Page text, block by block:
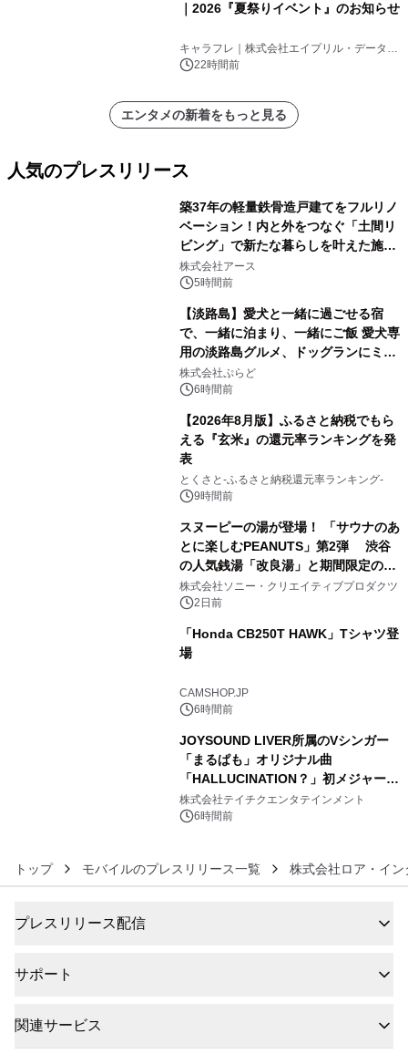
｜2026『夏祭りイベント』のお知らせ
キャラフレ｜株式会社エイプリル・データ・
デザインズ
22時間前
エンタメの新着をもっと見る
人気のプレスリリース
築37年の軽量鉄骨造戸建てをフルリノ
ベーション！内と外をつなぐ「土間リ
ビング」で新たな暮らしを叶えた施工
事例を株式会社アースが公開
株式会社アース
5時間前
【淡路島】愛犬と一緒に過ごせる宿
で、一緒に泊まり、一緒にご飯 愛犬専
用の淡路島グルメ、ドッグランにミニ
プール グランピングとトレーラーハウ
スの2施設で
株式会社ぷらど
6時間前
【2026年8月版】ふるさと納税でもら
える『玄米』の還元率ランキングを発
表
とくさと-ふるさと納税還元率ランキング-
9時間前
スヌーピーの湯が登場！ 「サウナのあ
とに楽しむPEANUTS」第2弾 渋谷
の人気銭湯「改良湯」と期間限定のコ
ラボレーション サウナイキタイコラ
ボグッズも発売決定！
株式会社ソニー・クリエイティブプロダクツ
2日前
「Honda CB250T HAWK」Tシャツ登
場
CAMSHOP.JP
6時間前
JOYSOUND LIVER所属のVシンガー
「まるぱも」オリジナル曲
「HALLUCINATION？」初メジャー配
信リリース決定！
株式会社テイチクエンタテインメント
6時間前
トップ モバイルのプレスリリース一覧 株式会社ロア・イ
プレスリリース配信
サポート
関連サービス